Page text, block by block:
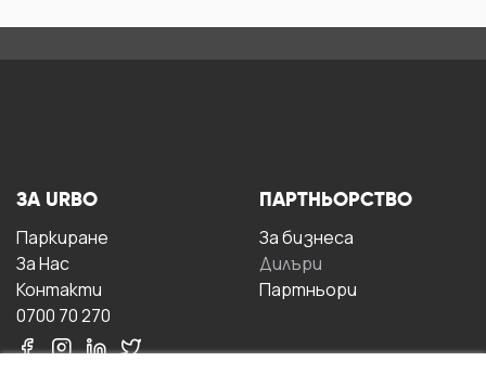
ЗА URBO
Паркиране
За Hас
Контакти
0700 70 270
ПАРТНЬОРСТВО
За бизнесa
Дилъри
Партньори